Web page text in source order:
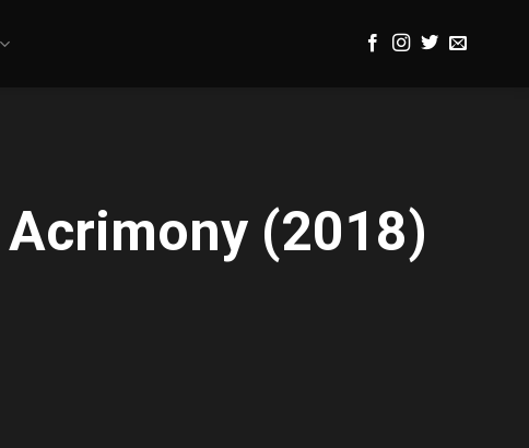
(2018)